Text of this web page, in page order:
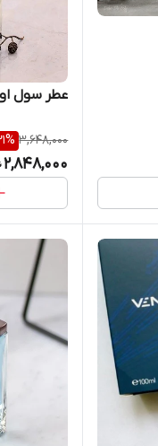
عطر سول
3,648,000
%
2,848,000